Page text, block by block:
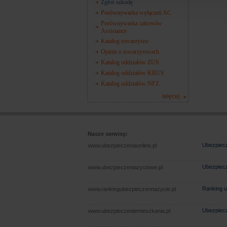
Zgłoś szkodę
Porównywarka wyłączeń AC
Porównywarka zakresów
Assistance
Katalog towarzystw
Opinie o towarzystwach
Katalog oddziałów ZUS
Katalog oddziałów KRUS
Katalog oddziałów NFZ
więcej
Nasze serwisy:
www.ubezpieczeniaonline.pl
www.ubezpieczeniazyciowe.pl
www.rankingubezpieczennazycie.pl Ranking
www.ubezpieczeniemieszkania.pl